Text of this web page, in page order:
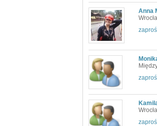
Anna
zaproś
zaproś
zaproś